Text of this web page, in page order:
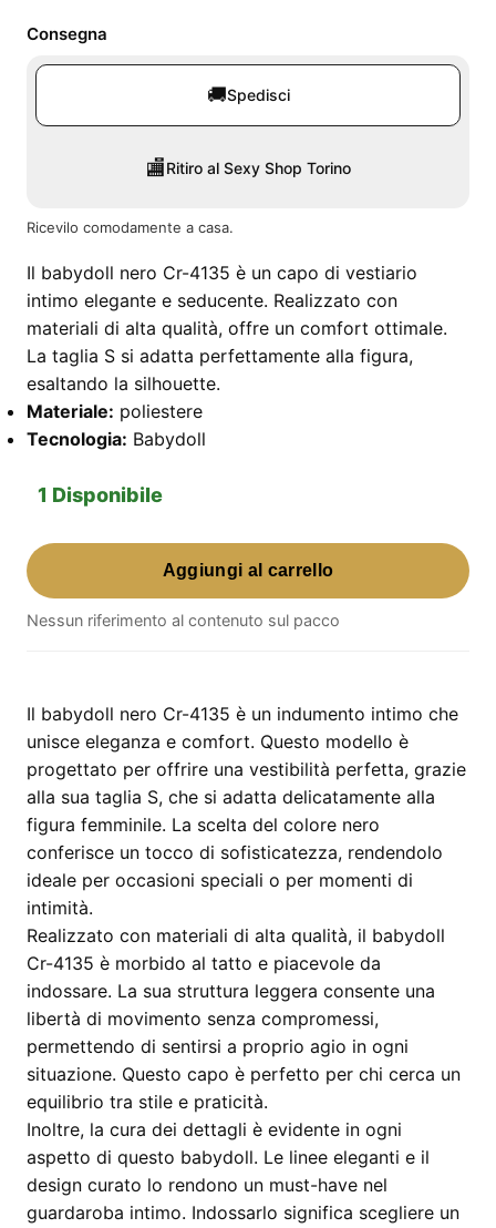
Consegna
🚚Spedisci
🏬Ritiro al Sexy Shop Torino
Ricevilo comodamente a casa.
Il babydoll nero Cr-4135 è un capo di vestiario
intimo elegante e seducente. Realizzato con
materiali di alta qualità, offre un comfort ottimale.
La taglia S si adatta perfettamente alla figura,
esaltando la silhouette.
Materiale: poliestere
Tecnologia: Babydoll
1 Disponibile
Babydoll
Nero
Cr-
4135
S
quantità
Aggiungi al carrello
Nessun riferimento al contenuto sul pacco
Il babydoll nero Cr-4135 è un indumento intimo che
unisce eleganza e comfort. Questo modello è
progettato per offrire una vestibilità perfetta, grazie
alla sua taglia S, che si adatta delicatamente alla
figura femminile. La scelta del colore nero
conferisce un tocco di sofisticatezza, rendendolo
ideale per occasioni speciali o per momenti di
intimità.
Realizzato con materiali di alta qualità, il babydoll
Cr-4135 è morbido al tatto e piacevole da
indossare. La sua struttura leggera consente una
libertà di movimento senza compromessi,
permettendo di sentirsi a proprio agio in ogni
situazione. Questo capo è perfetto per chi cerca un
equilibrio tra stile e praticità.
Inoltre, la cura dei dettagli è evidente in ogni
aspetto di questo babydoll. Le linee eleganti e il
design curato lo rendono un must-have nel
guardaroba intimo. Indossarlo significa scegliere un